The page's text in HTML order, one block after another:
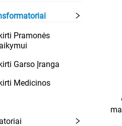
Pramonės
Garso Įranga
Medicinos